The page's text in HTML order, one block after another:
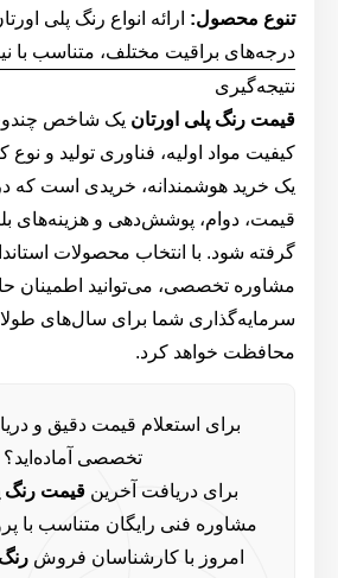
تنوع محصول: ارائه انواع رنگ پلی
درجه‌های براقیت مختلف، متناسب با
نتیجه‌گیری
قیمت رنگ پلی اورتان یک شاخص
کیفیت مواد اولیه، فناوری تولید و نوع
یک خرید هوشمندانه، خریدی است که در
قیمت، دوام، پوشش‌دهی و هزینه‌های
گرفته شود. با انتخاب محصولات
مشاوره تخصصی، می‌توانید اطمینان
سرمایه‌گذاری شما برای سال‌های
محافظت خواهد کرد.
برای استعلام قیمت دقیق و
تخصصی آماده‌اید؟
برای دریافت آخرین قیمت رنگ
مشاوره فنی رایگان متناسب با
امروز با کارشناسان فروش